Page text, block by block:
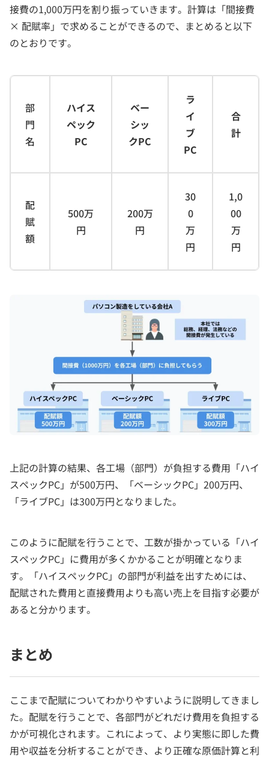
接費の1,000万円を割り振っていきます。計算は「間接費
× 配賦率」で求めることができるので、まとめると以下
のとおりです。
部
門
名
ハイス
ペック
PC
ベー
シッ
クPC
ラ
イ
ブ
PC
合
計
配
賦
額
500万
円
200万
円
30
0
万
円
1,0
00
万
円
上記の計算の結果、各工場（部門）が負担する費用「ハイ
スペックPC」が500万円、「ベーシックPC」200万円、
「ライブPC」は300万円となりました。
このように配賦を行うことで、工数が掛かっている「ハイ
スペックPC」に費用が多くかかることが明確となりま
す。「ハイスペックPC」の部門が利益を出すためには、
配賦された費用と直接費用よりも高い売上を目指す必要が
あると分かります。
まとめ
ここまで配賦についてわかりやすいように説明してきまし
た。配賦を行うことで、各部門がどれだけ費用を負担する
かが可視化されます。これによって、より実態に即した費
用や収益を分析することができ、より正確な原価計算と利